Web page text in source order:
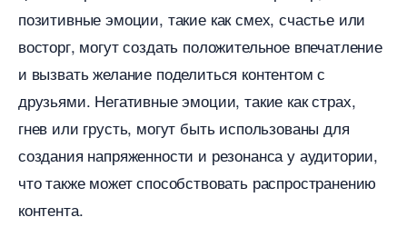
позитивные эмоции, такие как смех, счастье или
осторг, могут создать положительное впечатление
и вызвать желание поделиться контентом с
друзьями. Негативные эмоции, такие как страх,
нев или грусть, могут быть использованы для
создания напряженности и резонанса у аудитории,
что также может способствовать распространению
контента.